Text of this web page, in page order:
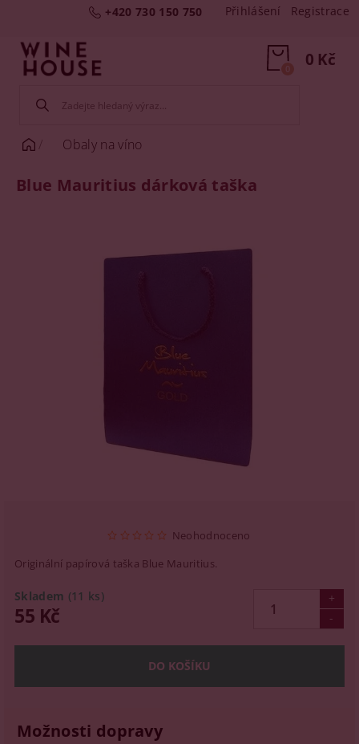
+420 730 150 750 Přihlášení Registrace
0 Kč
0
Obaly na víno
Blue Mauritius dárková taška
Neohodnoceno
Originální papírová taška Blue Mauritius.
Skladem (11 ks)
55 Kč
Možnosti dopravy